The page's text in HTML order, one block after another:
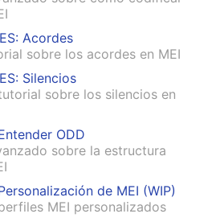
Acordes
sobre los acordes en MEI
Silencios
sobre los silencios en
ODD
sobre la estructura
de MEI (WIP)
MEI personalizados